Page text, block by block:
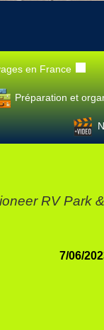
en France
Préparation et
RV Park
7/06/